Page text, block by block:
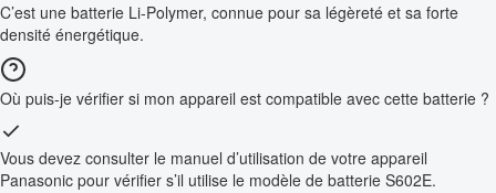
C’est une batterie Li-Polymer, connue pour sa légèreté et sa forte
densité énergétique.
Où puis-je vérifier si mon appareil est compatible avec cette batterie ?
Vous devez consulter le manuel d’utilisation de votre appareil
Panasonic pour vérifier s’il utilise le modèle de batterie S602E.